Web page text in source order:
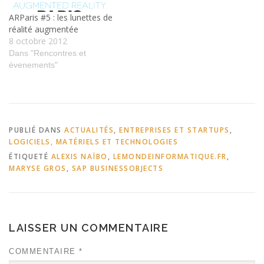
réalité…
ARParis #5 : les lunettes de
réalité augmentée
8 octobre 2012
Dans "Rencontres et
évenements"
PUBLIÉ DANS ACTUALITÉS, ENTREPRISES ET STARTUPS ,
LOGICIELS, MATÉRIELS ET TECHNOLOGIES
ÉTIQUETÉ ALEXIS NAÏBO , LEMONDEINFORMATIQUE.FR,
MARYSE GROS , SAP BUSINESSOBJECTS
LAISSER UN COMMENTAIRE
COMMENTAIRE *